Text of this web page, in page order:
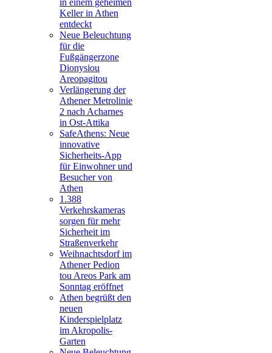
in einem geheimen
Keller in Athen
entdeckt
Neue Beleuchtung
für die
Fußgängerzone
Dionysiou
Areopagitou
Verlängerung der
Athener Metrolinie
2 nach Acharnes
in Ost-Attika
SafeAthens: Neue
innovative
Sicherheits-App
für Einwohner und
Besucher von
Athen
1.388
Verkehrskameras
sorgen für mehr
Sicherheit im
Straßenverkehr
Weihnachtsdorf im
Athener Pedion
tou Areos Park am
Sonntag eröffnet
Athen begrüßt den
neuen
Kinderspielplatz
im Akropolis-
Garten